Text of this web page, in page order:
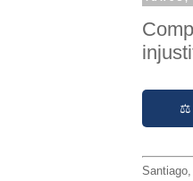
⚖
Santiago,